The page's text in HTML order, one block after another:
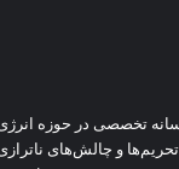
تخصصی در حوزه انرژی
تحریم‌ها و چالش‌های